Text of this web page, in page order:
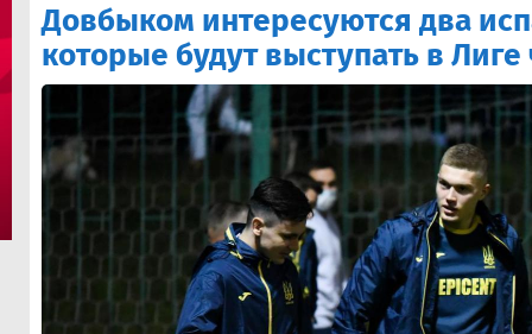
Довбыком интересуются два
которые будут выступать в